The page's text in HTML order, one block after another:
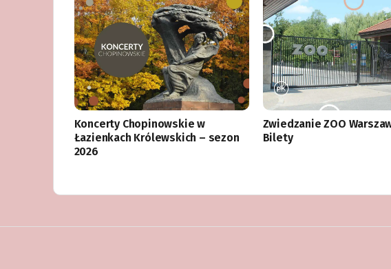
Koncerty Chopinowskie w
Łazienkach Królewskich – sezon
2026
Zwiedzanie ZOO
Bilety